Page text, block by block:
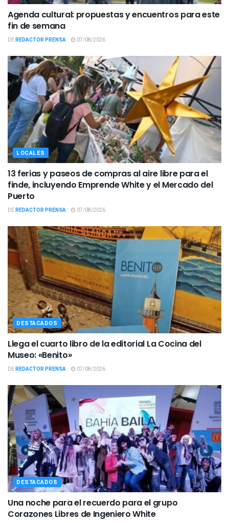
Agenda cultural: propuestas y encuentros para este
fin de semana
DEREDACTOR PRENSA 07/08/2026
LOCALES
13 ferias y paseos de compras al aire libre para el
finde, incluyendo Emprende White y el Mercado del
Puerto
DEREDACTOR PRENSA 07/08/2026
DESTACADOS
Llega el cuarto libro de la editorial La Cocina del
Museo: «Benito»
DEREDACTOR PRENSA 07/08/2026
DESTACADOS
Una noche para el recuerdo para el grupo
Corazones Libres de Ingeniero White